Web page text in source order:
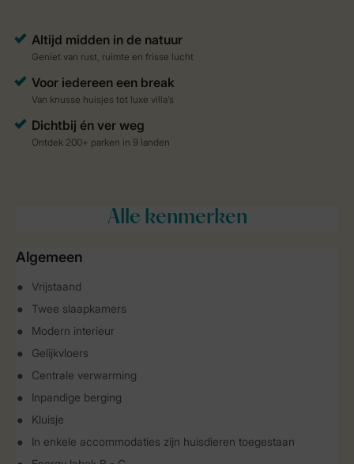
Alle kenmerken
Algemeen
Vrijstaand
Twee slaapkamers
Modern interieur
Gelijkvloers
Centrale verwarming
Inpandige berging
Kluisje
In enkele accommodaties zijn huisdieren toegestaan